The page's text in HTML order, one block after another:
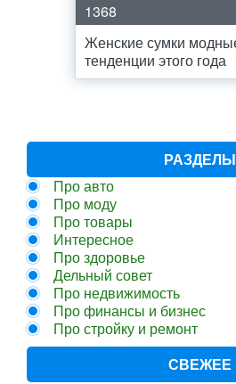
1368
Женские сумки
тенденции этого года
РАЗДЕЛЫ
Про авто
Про моду
Про товары
Интересное
Про здоровье
Дельный совет
Про недвижимость
Про финансы и бизнес
Про стройку и ремонт
СВЕЖЕЕ